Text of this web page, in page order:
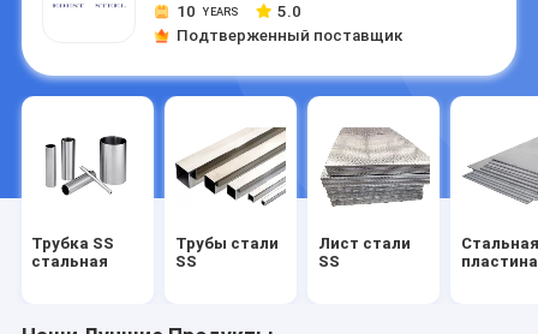
10 YEARS
5.0
Подтверженный поставщик
Трубка SS
стальная
Трубы стали
SS
Лист стали
SS